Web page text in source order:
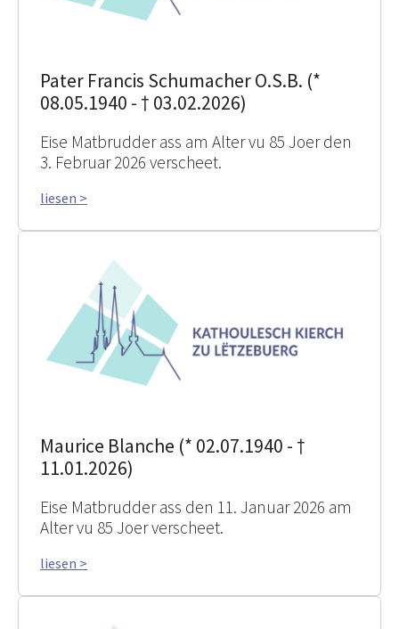
Pater Francis Schumacher O.S.B. (*
08.05.1940 - † 03.02.2026)
Eise Matbrudder ass am Alter vu 85 Joer den
3. Februar 2026 verscheet.
liesen >
Maurice Blanche (* 02.07.1940 - †
11.01.2026)
Eise Matbrudder ass den 11. Januar 2026 am
Alter vu 85 Joer verscheet.
liesen >